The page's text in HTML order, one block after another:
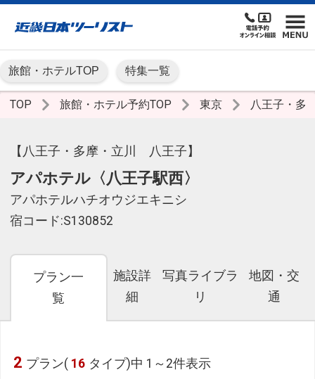
旅館・ホテルTOP 特集一覧
TOP 旅館・ホテル予約TOP 東京 八王子・多
【八王子・多摩・立川 八王子】
アパホテル〈八王子駅西〉
アパホテルハチオウジエキニシ
宿コード:S130852
プラン一
覧
施設詳
細
写真ライブラ
リ
地図・交
通
2 プラン( 16 タイプ)中 1～2件表示